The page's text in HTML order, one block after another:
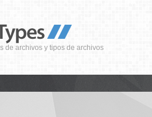
de archivos y tipos de archivos